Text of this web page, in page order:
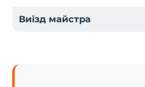
Виїзд майстра